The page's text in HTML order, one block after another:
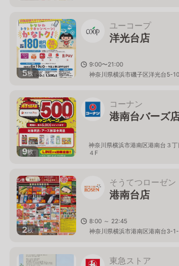
5枚
ユーコープ
洋光台店
9:00〜21:00
神奈川県横浜市磯子区洋光台5-
9枚
コーナン
港南台バーズ
神奈川県横浜市港南区港南台３
４F
2枚
そうてつローゼン
港南台店
8:00 ～ 22:45
神奈川県横浜市港南区港南台3-
東急ストア